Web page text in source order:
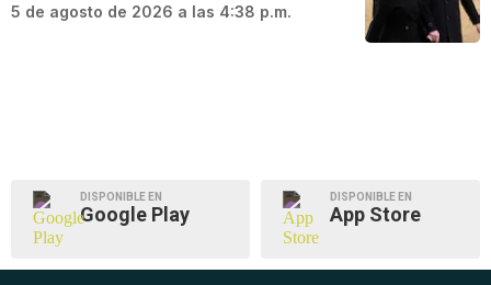
5 de agosto de 2026 a las 4:38 p.m.
DISPONIBLE EN
Google Play
DISPONIBLE EN
App Store